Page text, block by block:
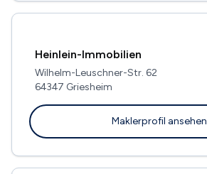
Heinlein-Immobilien
Wilhelm-Leuschner-Str. 62
64347 Griesheim
Maklerprofil ansehen